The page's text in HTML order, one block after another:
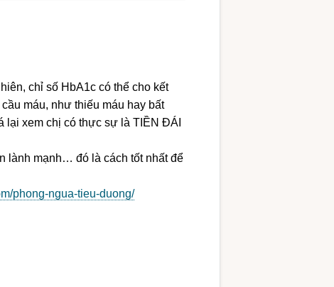
chỉ số HbA1c có thể cho kết
máu, như thiếu máu hay bất
xem chị có thực sự là TIỀN ĐÁI
lành mạnh… đó là cách tốt nhất để
phong-ngua-tieu-duong/